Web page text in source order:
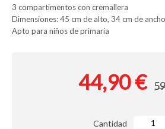
3 compartimentos con cremallera
Dimensiones: 45 cm de alto, 34 cm de
Apto para niños de primaria
44,90 €
Cantidad